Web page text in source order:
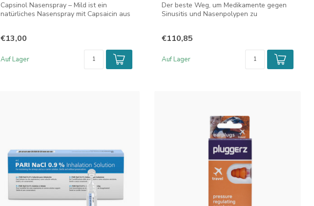
Capsinol Nasenspray – Mild ist ein
natürliches Nasenspray mit Capsaicin aus
€13,00
Auf Lager
Der beste Weg, um Medikamente gegen
Sinusitis und Nasenpolypen zu
€110,85
Auf Lager